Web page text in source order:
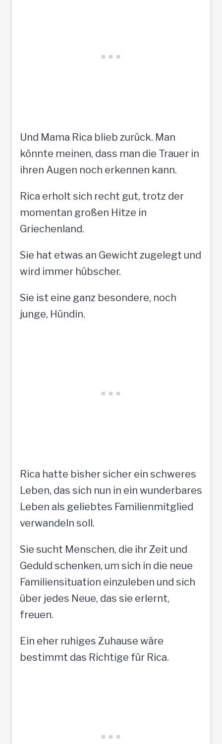
Und Mama Rica blieb zurück. Man
könnte meinen, dass man die Trauer in
ihren Augen noch erkennen kann.
Rica erholt sich recht gut, trotz der
momentan großen Hitze in
Griechenland.
Sie hat etwas an Gewicht zugelegt und
wird immer hübscher.
Sie ist eine ganz besondere, noch
junge, Hündin.
Rica hatte bisher sicher ein schweres
Leben, das sich nun in ein wunderbares
Leben als geliebtes Familienmitglied
verwandeln soll.
Sie sucht Menschen, die ihr Zeit und
Geduld schenken, um sich in die neue
Familiensituation einzuleben und sich
über jedes Neue, das sie erlernt,
freuen.
Ein eher ruhiges Zuhause wäre
bestimmt das Richtige für Rica.